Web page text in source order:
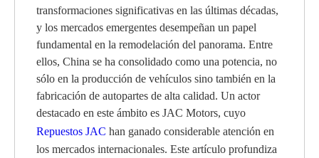
transformaciones significativas en las últimas décadas,
y los mercados emergentes desempeñan un papel
fundamental en la remodelación del panorama. Entre
ellos, China se ha consolidado como una potencia, no
sólo en la producción de vehículos sino también en la
fabricación de autopartes de alta calidad. Un actor
destacado en este ámbito es JAC Motors, cuyo
Repuestos JAC han ganado considerable atención en
los mercados internacionales. Este artículo profundiza